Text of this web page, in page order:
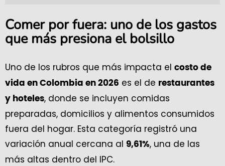
Comer por fuera: uno de los gastos
que más presiona el bolsillo
Uno de los rubros que más impacta el costo de
vida en Colombia en 2026 es el de restaurantes
y hoteles, donde se incluyen comidas
preparadas, domicilios y alimentos consumidos
fuera del hogar. Esta categoría registró una
variación anual cercana al 9,61%, una de las
más altas dentro del IPC.